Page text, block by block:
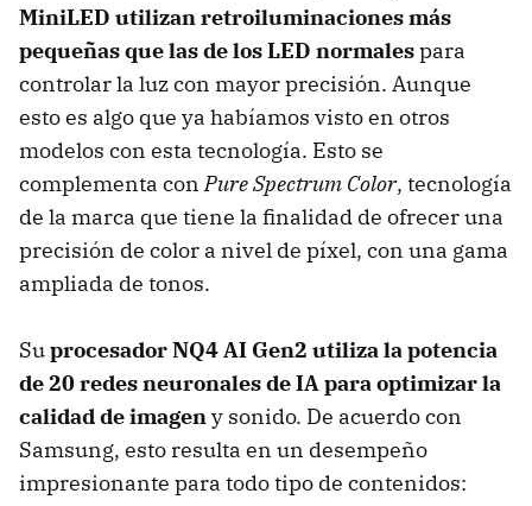
MiniLED utilizan retroiluminaciones más
pequeñas que las de los LED normalespara
controlar la luz con mayor precisión. Aunque
esto es algo que ya habíamos visto en otros
modelos con esta tecnología. Esto se
complementa conPure Spectrum Color, tecnología
de la marca que tiene la finalidad de ofrecer una
precisión de color a nivel de píxel, con una gama
ampliada de tonos.
Suprocesador NQ4 AI Gen2 utiliza la potencia
de 20 redes neuronales de IA para optimizar la
calidad de imageny sonido. De acuerdo con
Samsung, esto resulta en un desempeño
impresionante para todo tipo de contenidos: